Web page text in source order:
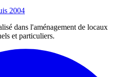
2004
dans l'aménagement de locaux
et particuliers.